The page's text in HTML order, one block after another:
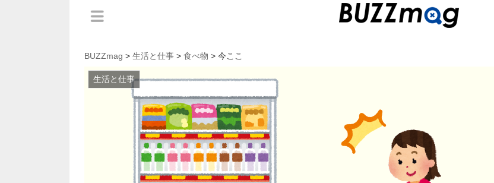
BUZZmag > 生活と仕事 > 食べ物 > 今ここ
生活と仕事